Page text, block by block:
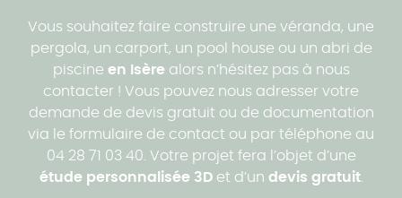
Vous souhaitez faire construire une véranda, une
pergola, un carport, un pool house ou un abri de
piscine en Isère alors n’hésitez pas à nous
contacter ! Vous pouvez nous adresser votre
demande de devis gratuit ou de documentation
via le formulaire de contact ou par téléphone au
04 28 71 03 40. Votre projet fera l’objet d’une
étude personnalisée 3D et d’un devis gratuit.